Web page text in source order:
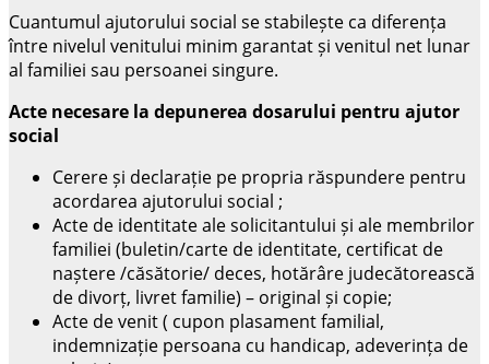
Cuantumul ajutorului social se stabilește ca diferența
între nivelul venitului minim garantat și venitul net lunar
al familiei sau persoanei singure.
Acte necesare la depunerea dosarului pentru ajutor
social
Cerere și declarație pe propria răspundere pentru
acordarea ajutorului social ;
Acte de identitate ale solicitantului și ale membrilor
familiei (buletin/carte de identitate, certificat de
naștere /căsătorie/ deces, hotărâre judecătorească
de divorț, livret familie) – original și copie;
Acte de venit ( cupon plasament familial,
indemnizație persoana cu handicap, adeverința de